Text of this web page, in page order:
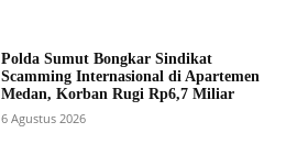
Polda Sumut Bongkar Sindikat
Scamming Internasional di Apartemen
Medan, Korban Rugi Rp6,7 Miliar
6 Agustus 2026